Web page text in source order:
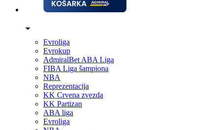
Evroliga
Evrokup
AdmiralBet ABA Liga
FIBA Liga šampiona
NBA
Reprezentacija
KK Crvena zvezda
KK Partizan
ABA liga
Evroliga